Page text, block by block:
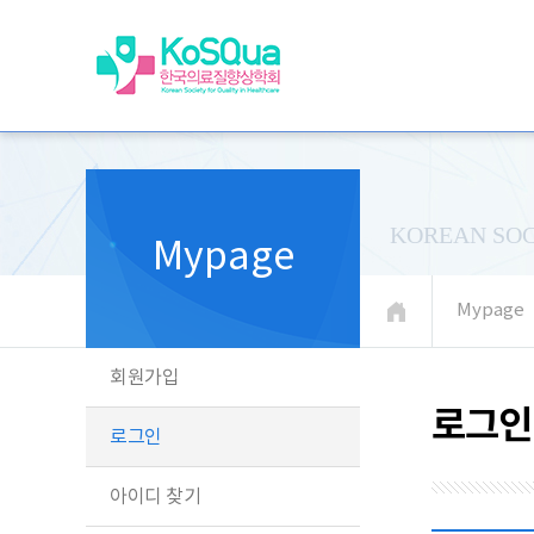
KOREAN
Mypage
Mypage
회원가입
로그인
아이디 찾기
로그인